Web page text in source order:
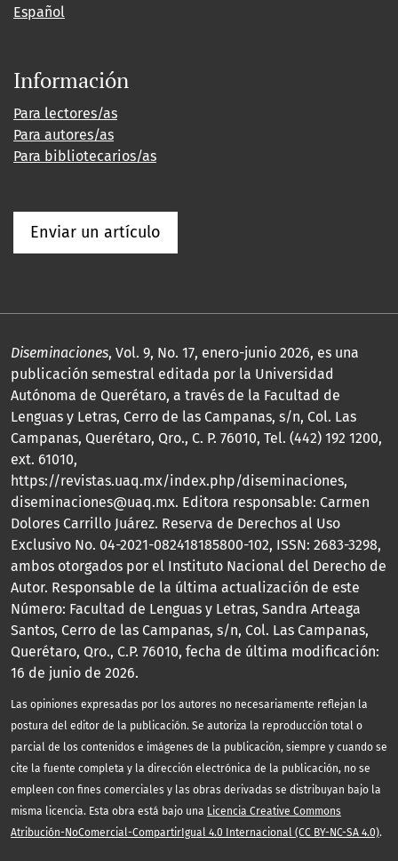
Español
Información
Para lectores/as
Para autores/as
Para bibliotecarios/as
Enviar un artículo
Diseminaciones, Vol. 9, No. 17, enero-junio 2026, es una
publicación semestral editada por la Universidad
Autónoma de Querétaro, a través de la Facultad de
Lenguas y Letras, Cerro de las Campanas, s/n, Col. Las
Campanas, Querétaro, Qro., C. P. 76010, Tel. (442) 192 1200,
ext. 61010,
https://revistas.uaq.mx/index.php/diseminaciones,
diseminaciones@uaq.mx. Editora responsable: Carmen
Dolores Carrillo Juárez. Reserva de Derechos al Uso
Exclusivo No. 04-2021-082418185800-102, ISSN: 2683-3298,
ambos otorgados por el Instituto Nacional del Derecho de
Autor. Responsable de la última actualización de este
Número: Facultad de Lenguas y Letras, Sandra Arteaga
Santos, Cerro de las Campanas, s/n, Col. Las Campanas,
Querétaro, Qro., C.P. 76010, fecha de última modificación:
16 de junio de 2026.
Las opiniones expresadas por los autores no necesariamente reflejan la
postura del editor de la publicación. Se autoriza la reproducción total o
parcial de los contenidos e imágenes de la publicación, siempre y cuando se
cite la fuente completa y la dirección electrónica de la publicación, no se
empleen con fines comerciales y las obras derivadas se distribuyan bajo la
misma licencia. Esta obra está bajo una Licencia Creative Commons
Atribución-NoComercial-CompartirIgual 4.0 Internacional (CC BY-NC-SA 4.0).